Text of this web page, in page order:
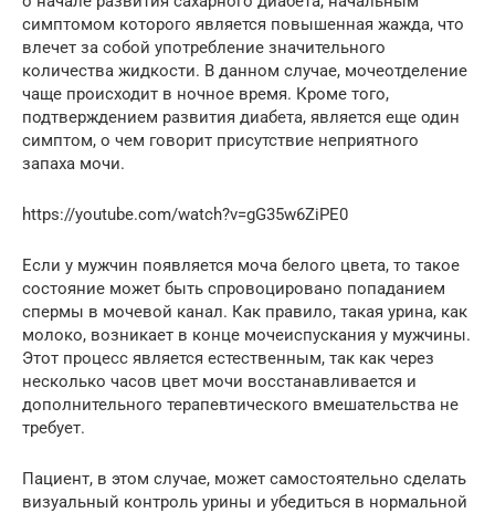
симптомом которого является повышенная жажда, что
влечет за собой употребление значительного
количества жидкости. В данном случае, мочеотделение
чаще происходит в ночное время. Кроме того,
подтверждением развития диабета, является еще один
симптом, о чем говорит присутствие неприятного
запаха мочи.
https://youtube.com/watch?v=gG35w6ZiPE0
Если у мужчин появляется моча белого цвета, то такое
состояние может быть спровоцировано попаданием
спермы в мочевой канал. Как правило, такая урина, как
молоко, возникает в конце мочеиспускания у мужчины.
Этот процесс является естественным, так как через
несколько часов цвет мочи восстанавливается и
дополнительного терапевтического вмешательства не
требует.
Пациент, в этом случае, может самостоятельно сделать
визуальный контроль урины и убедиться в нормальной